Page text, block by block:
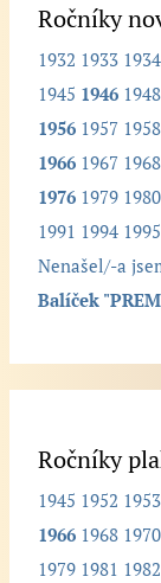
Ročníky
1932 1933 1934
1945 1946 1948
1956 1957 1958
1966 1967 1968
1976 1979 1980
1991 1994 1995
Nenašel/-a
Balíček
Ročníky
1945 1952 1953
1966 1968 1970
1979 1981 1982